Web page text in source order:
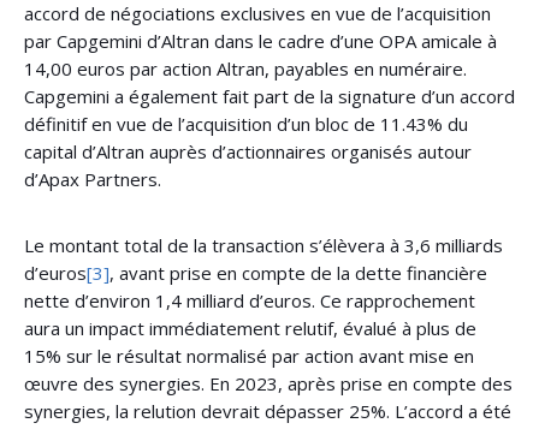
accord de négociations exclusives en vue de l’acquisition
par Capgemini d’Altran dans le cadre d’une OPA amicale à
14,00 euros par action Altran, payables en numéraire.
Capgemini a également fait part de la signature d’un accord
définitif en vue de l’acquisition d’un bloc de 11.43% du
capital d’Altran auprès d’actionnaires organisés autour
d’Apax Partners.
Le montant total de la transaction s’élèvera à 3,6 milliards
d’euros[3], avant prise en compte de la dette financière
nette d’environ 1,4 milliard d’euros. Ce rapprochement
aura un impact immédiatement relutif, évalué à plus de
15% sur le résultat normalisé par action avant mise en
œuvre des synergies. En 2023, après prise en compte des
synergies, la relution devrait dépasser 25%. L’accord a été